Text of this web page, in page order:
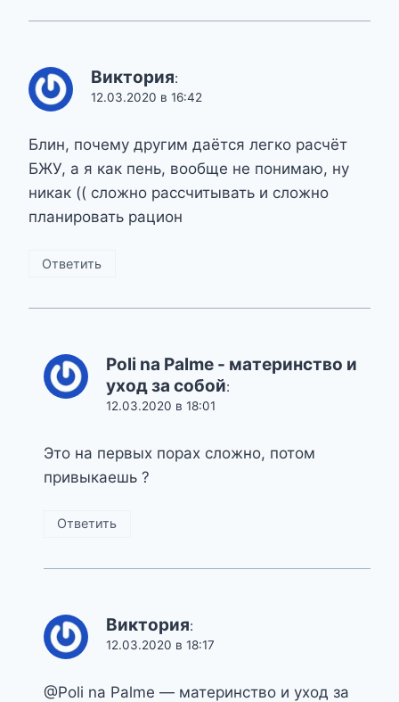
Виктория:
12.03.2020 в 16:42
Блин, почему другим даётся легко расчёт
БЖУ, а я как пень, вообще не понимаю, ну
никак (( сложно рассчитывать и сложно
планировать рацион
Ответить
Poli na Palme - материнство и
уход за собой:
12.03.2020 в 18:01
Это на первых порах сложно, потом
привыкаешь ?
Ответить
Виктория:
12.03.2020 в 18:17
@Poli na Palme — материнство и уход за